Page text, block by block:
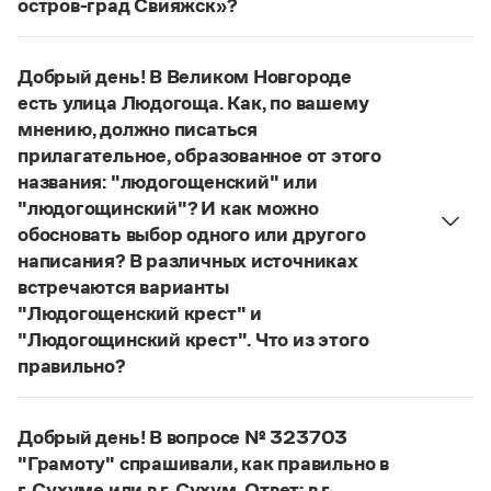
Словари русского языка как государственного
Справочники
Правила русской орфографии и пунктуации
Русский язык. Краткий теоретический курс
для школьников
Письмовник
Справочник по пунктуации
Словарь-справочник трудностей
Справочник по фразеологии
Азбучные истины
Словарь-справочник непростые слова
Все справочники портала
Журнал
Новости и события
Управление в русском языке
Правила русской орфографии и пунктуации
остров-град Свияжск»?
Правильнее:на остров-град Свияжск.
Страница ответа
Добрый день! В Великом Новгороде
есть улица Людогоща. Как, по вашему
мнению, должно писаться
прилагательное, образованное от этого
названия: "людогощенский" или
"людогощинский"? И как можно
обосновать выбор одного или другого
написания? В различных источниках
встречаются варианты
"Людогощенский крест" и
"Людогощинский крест". Что из этого
правильно?
Есть орфографическое правило:
географических названий на -а(-я), пишется
суффикс -
инск-. Правильно:Людогоща—
Добрый день! В вопросе № 323703
"Грамоту" спрашивали, как правильно в